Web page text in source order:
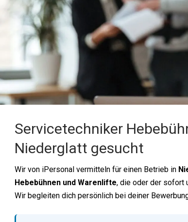
Servicetechniker
Niederglatt gesucht
Wir von iPersonal vermitteln für einen Betrieb in
Hebebühnen und Warenlifte, die oder der sofort
Wir begleiten dich persönlich bei deiner